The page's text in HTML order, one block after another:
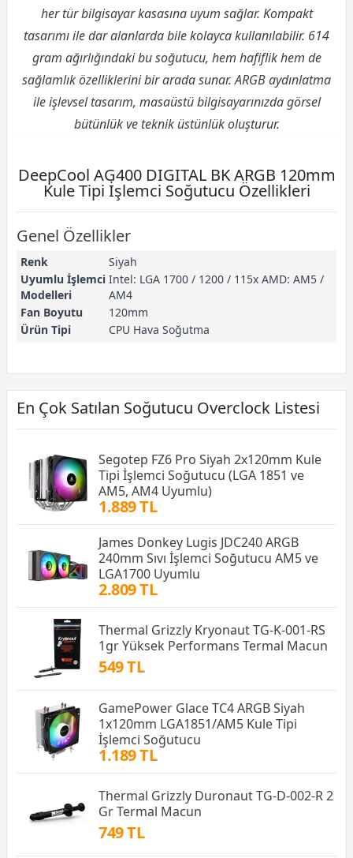
her tür bilgisayar kasasına uyum sağlar. Kompakt
tasarımı ile dar alanlarda bile kolayca kullanılabilir. 614
gram ağırlığındaki bu soğutucu, hem hafiflik hem de
sağlamlık özelliklerini bir arada sunar. ARGB aydınlatma
ile işlevsel tasarım, masaüstü bilgisayarınızda görsel
bütünlük ve teknik üstünlük oluşturur.
DeepCool AG400 DIGITAL BK ARGB 120mm
Kule Tipi İşlemci Soğutucu Özellikleri
Genel Özellikler
Renk
Siyah
Uyumlu İşlemci
Modelleri
Intel: LGA 1700 / 1200 / 115x AMD: AM5 /
AM4
Fan Boyutu
120mm
Ürün Tipi
CPU Hava Soğutma
En Çok Satılan Soğutucu Overclock Listesi
Segotep FZ6 Pro Siyah 2x120mm Kule
Tipi İşlemci Soğutucu (LGA 1851 ve
AM5, AM4 Uyumlu)
1.889 TL
James Donkey Lugis JDC240 ARGB
240mm Sıvı İşlemci Soğutucu AM5 ve
LGA1700 Uyumlu
2.809 TL
Thermal Grizzly Kryonaut TG-K-001-RS
1gr Yüksek Performans Termal Macun
549 TL
GamePower Glace TC4 ARGB Siyah
1x120mm LGA1851/AM5 Kule Tipi
İşlemci Soğutucu
1.189 TL
Thermal Grizzly Duronaut TG-D-002-R 2
Gr Termal Macun
749 TL